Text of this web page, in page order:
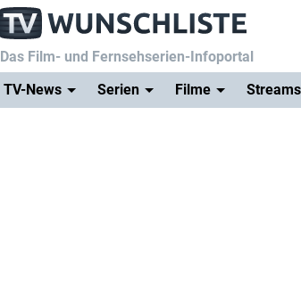
Das Film- und Fernsehserien-Infoportal
TV-News
Serien Filme